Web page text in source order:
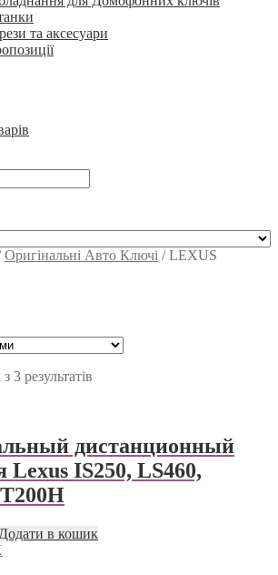
та аксесуари
Оригінальні Авто Ключі /LEXUS
3 результатів
дистанционный
Lexus IS250, LS460,
Додати в кошик